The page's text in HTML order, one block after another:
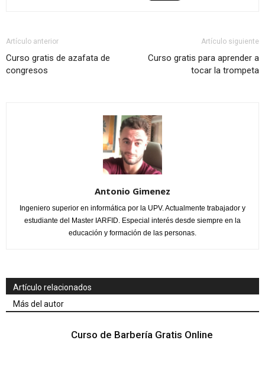
Artículo anterior
Curso gratis de azafata de
congresos
Artículo siguiente
Curso gratis para aprender a
tocar la trompeta
Antonio Gimenez
Ingeniero superior en informática por la UPV. Actualmente trabajador y
estudiante del Master IARFID. Especial interés desde siempre en la
educación y formación de las personas.
Artículo relacionados
Más del autor
Curso de Barbería Gratis Online